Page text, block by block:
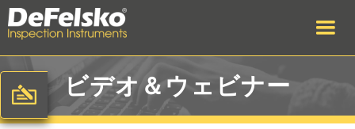
ビデオ＆ウェビナー